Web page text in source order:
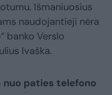
Išmaniuosius
naudojantieji nėra
banko Verslo
Ivaška.
nuo paties telefono